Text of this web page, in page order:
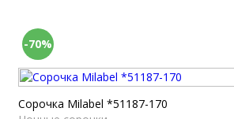
-70%
Сорочка Milabel *51187-170